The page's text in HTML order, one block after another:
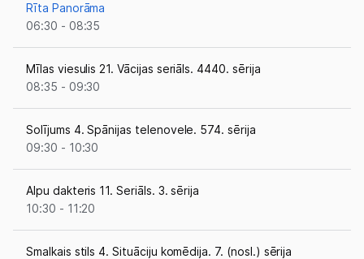
Rīta Panorāma
06:30 - 08:35
Mīlas viesulis 21. Vācijas seriāls. 4440. sērija
08:35 - 09:30
Solījums 4. Spānijas telenovele. 574. sērija
09:30 - 10:30
Alpu dakteris 11. Seriāls. 3. sērija
10:30 - 11:20
Smalkais stils 4. Situāciju komēdija. 7. (nosl.) sērija